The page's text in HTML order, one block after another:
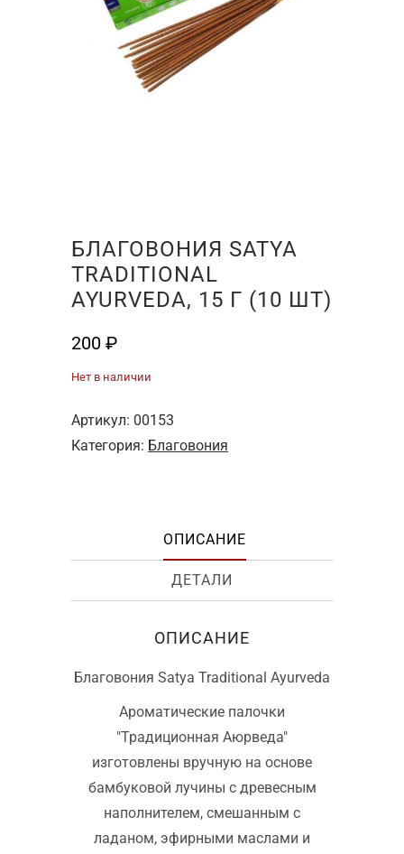
БЛАГОВОНИЯ SATYA
TRADITIONAL
AYURVEDA, 15 Г (10 ШТ)
200 ₽
Нет в наличии
Артикул: 00153
Категория: Благовония
ОПИСАНИЕ
ДЕТАЛИ
ОПИСАНИЕ
Благовония Satya Traditional Ayurveda
Ароматические палочки
"Традиционная Аюрведа"
изготовлены вручную на основе
бамбуковой лучины с древесным
наполнителем, смешанным с
ладаном, эфирными маслами и